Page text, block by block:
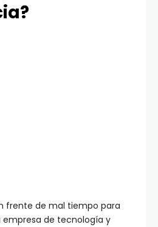
frente de mal tiempo para
empresa de tecnología y